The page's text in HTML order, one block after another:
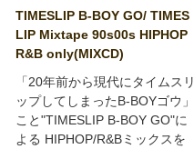
TIMESLIP B-BOY GO/ TIMES
LIP Mixtape 90s00s HIPHOP
R&B only(MIXCD)
「20年前から現代にタイムスリ
ップしてしまったB-BOYゴウ」
こと"TIMESLIP B-BOY GO"に
よる HIPHOP/R&Bミックスを